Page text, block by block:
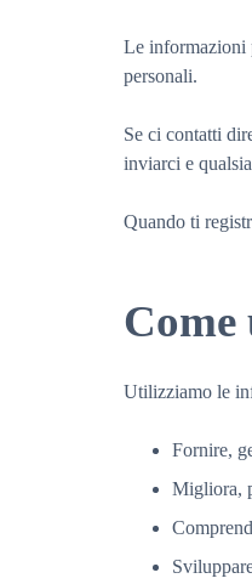
Le informazioni
personali.
Se ci contatti
inviarci e
Quando ti
Utilizziamo le
Fornire,
Migliora,